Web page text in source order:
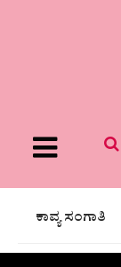
Menu
ಕಾವ್ಯ ಸಂಗಾತಿ